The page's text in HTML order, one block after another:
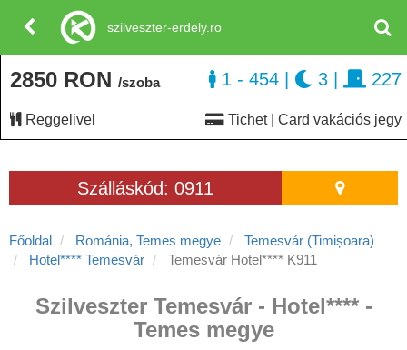
Szálláskód: 0911
Főoldal Románia, Temes megye
Temesvár (Timișoara)
Hotel**** Temesvár
Temesvár Hotel**** K911
Szilveszter Temesvár - Hotel**** -
Temes megye
2850 RON /szoba
Reggelivel Tichet | Card vakációs jegy
1 - 454 3 227
szilveszter-erdely.ro